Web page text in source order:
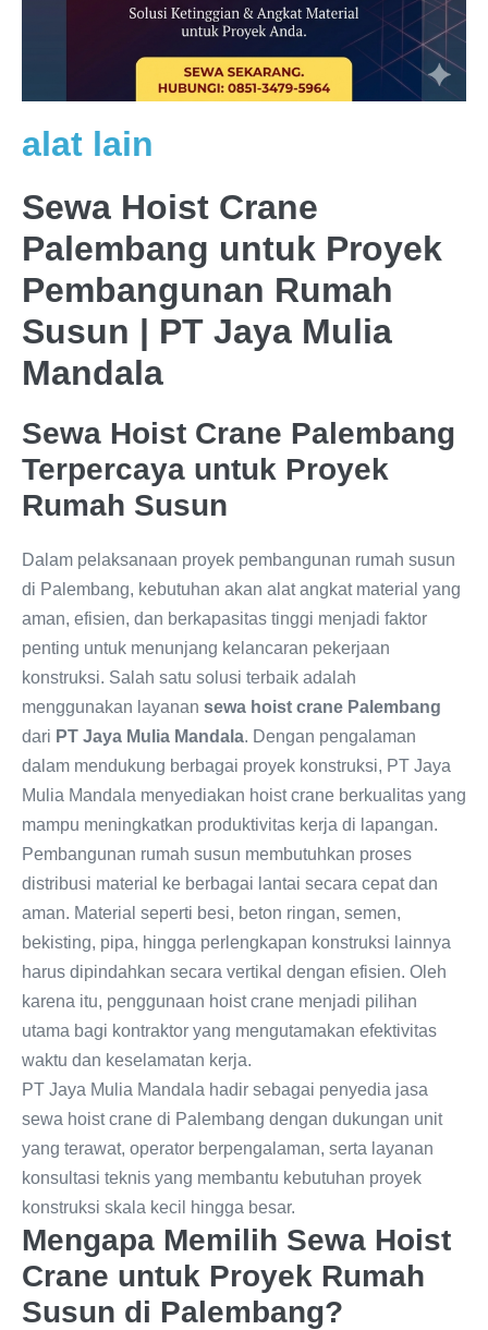
alat lain
Sewa Hoist Crane
Palembang untuk Proyek
Pembangunan Rumah
Susun | PT Jaya Mulia
Mandala
Sewa Hoist Crane Palembang
Terpercaya untuk Proyek
Rumah Susun
Dalam pelaksanaan proyek pembangunan rumah susun
di Palembang, kebutuhan akan alat angkat material yang
aman, efisien, dan berkapasitas tinggi menjadi faktor
penting untuk menunjang kelancaran pekerjaan
konstruksi. Salah satu solusi terbaik adalah
menggunakan layanan sewa hoist crane Palembang
dari PT Jaya Mulia Mandala. Dengan pengalaman
dalam mendukung berbagai proyek konstruksi, PT Jaya
Mulia Mandala menyediakan hoist crane berkualitas yang
mampu meningkatkan produktivitas kerja di lapangan.
Pembangunan rumah susun membutuhkan proses
distribusi material ke berbagai lantai secara cepat dan
aman. Material seperti besi, beton ringan, semen,
bekisting, pipa, hingga perlengkapan konstruksi lainnya
harus dipindahkan secara vertikal dengan efisien. Oleh
karena itu, penggunaan hoist crane menjadi pilihan
utama bagi kontraktor yang mengutamakan efektivitas
waktu dan keselamatan kerja.
PT Jaya Mulia Mandala hadir sebagai penyedia jasa
sewa hoist crane di Palembang dengan dukungan unit
yang terawat, operator berpengalaman, serta layanan
konsultasi teknis yang membantu kebutuhan proyek
konstruksi skala kecil hingga besar.
Mengapa Memilih Sewa Hoist
Crane untuk Proyek Rumah
Susun di Palembang?